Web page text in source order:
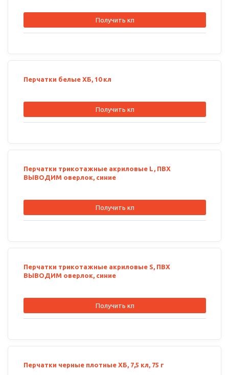
Получить кп
Перчатки белые ХБ, 10 кл
Получить кп
Перчатки трикотажные акриловые L, ПВХ
ВЫВОДИМ оверлок, синие
Получить кп
Перчатки трикотажные акриловые S, ПВХ
ВЫВОДИМ оверлок, синие
Получить кп
Перчатки черные плотные ХБ, 7,5 кл, 75 г